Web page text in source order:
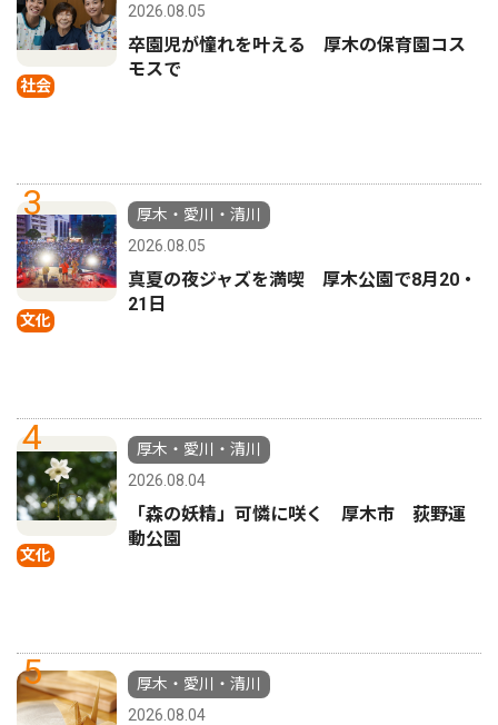
社会
2026.08.05
卒園児が憧れを叶える 厚木の保育園コス
モスで
3
文化
厚木・愛川・清川
2026.08.05
真夏の夜ジャズを満喫 厚木公園で8月20・
21日
4
文化
厚木・愛川・清川
2026.08.04
「森の妖精」可憐に咲く 厚木市 荻野運
動公園
5
厚木・愛川・清川
2026.08.04